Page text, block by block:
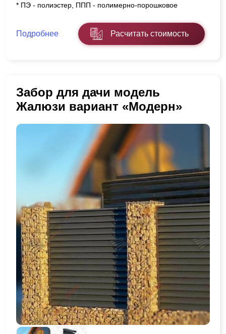
* ПЭ - полиэстер, ППП - полимерно-порошковое
Подробнее Расчитать стоимость
Забор для дачи модель
Жалюзи вариант «Модерн»